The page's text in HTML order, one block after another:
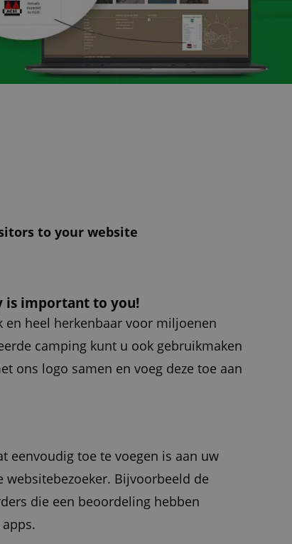
to your website
is important to you!
en heel herkenbaar voor miljoenen
camping kunt u ook gebruikmaken
ons logo samen en voeg deze toe aan
eenvoudig toe te voegen is aan uw
Bijvoorbeeld de
die een beoordeling hebben